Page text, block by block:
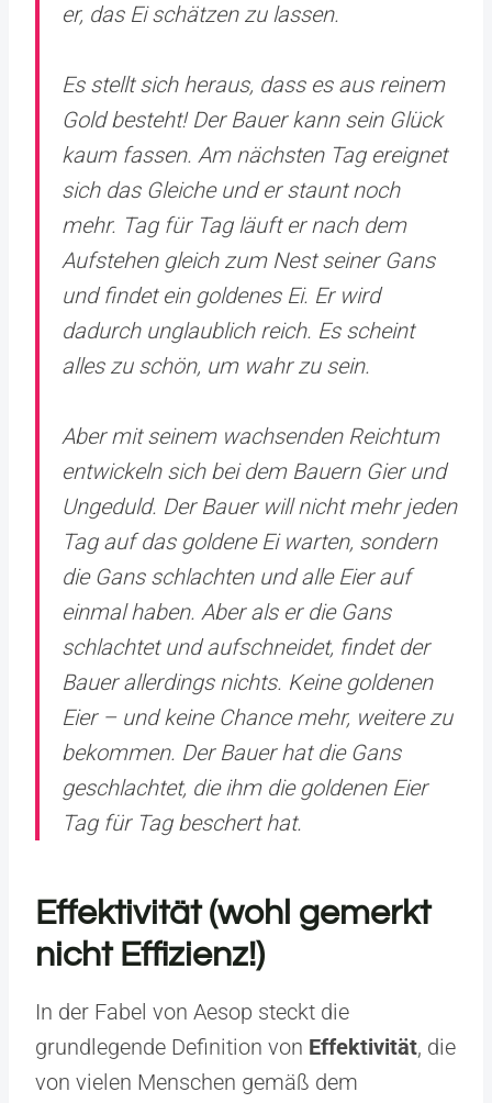
er, das Ei schätzen zu lassen.
Es stellt sich heraus, dass es aus reinem
Gold besteht! Der Bauer kann sein Glück
kaum fassen. Am nächsten Tag ereignet
sich das Gleiche und er staunt noch
mehr. Tag für Tag läuft er nach dem
Aufstehen gleich zum Nest seiner Gans
und findet ein goldenes Ei. Er wird
dadurch unglaublich reich. Es scheint
alles zu schön, um wahr zu sein.
Aber mit seinem wachsenden Reichtum
entwickeln sich bei dem Bauern Gier und
Ungeduld. Der Bauer will nicht mehr jeden
Tag auf das goldene Ei warten, sondern
die Gans schlachten und alle Eier auf
einmal haben. Aber als er die Gans
schlachtet und aufschneidet, findet der
Bauer allerdings nichts. Keine goldenen
Eier – und keine Chance mehr, weitere zu
bekommen. Der Bauer hat die Gans
geschlachtet, die ihm die goldenen Eier
Tag für Tag beschert hat.
Effektivität (wohl gemerkt
nicht Effizienz!)
In der Fabel von Aesop steckt die
grundlegende Definition von Effektivität, die
von vielen Menschen gemäß dem